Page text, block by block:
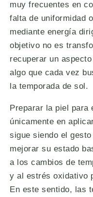
muy frecuentes en
falta de uniformidad
mediante energía
objetivo no es
recuperar un
algo que cada vez
la temporada de sol.
Preparar la piel para
únicamente en
sigue siendo el
mejorar su estado
a los cambios de
y al estrés oxidativo
En este sentido, las